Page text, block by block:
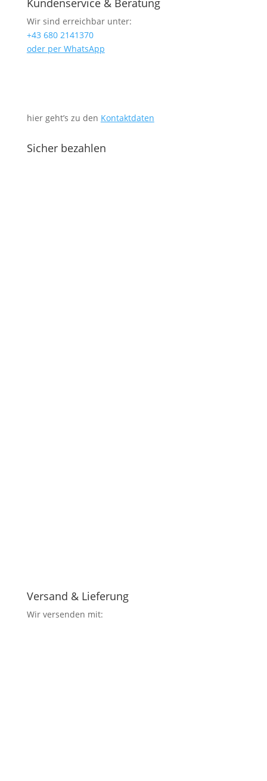
Kundenservice & Beratung
Wir sind erreichbar unter:
+43 680 2141370
oder per WhatsApp
hier geht’s zu den Kontaktdaten
Sicher bezahlen
Versand & Lieferung
Wir versenden mit: